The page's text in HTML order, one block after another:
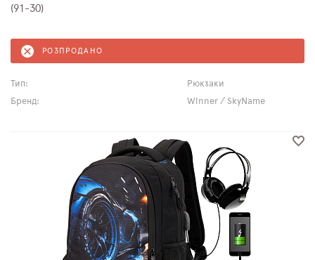
(91-30)
РОЗПРОДАНО
Тип:
Рюкзаки
Бренд:
Winner / SkyName